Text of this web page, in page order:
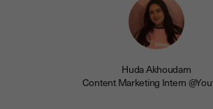
Huda Akhoudam
Content Marketing Intern